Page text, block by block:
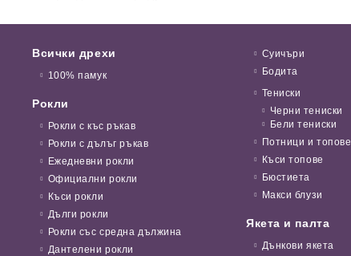
Всички дрехи
100% памук
Рокли
Рокли с къс ръкав
Рокли с дълъг ръкав
Ежедневни рокли
Официални рокли
Къси рокли
Дълги рокли
Рокли със средна дължина
Дантелени рокли
Суичъри
Бодита
Тениски
Черни тениски
Бели тениски
Потници и топове
Къси топове
Бюстиета
Макси блузи
Якета и палта
Дънкови якета